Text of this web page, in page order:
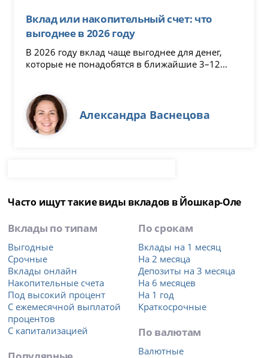
Вклад или накопительный счет: что
выгоднее в 2026 году
В 2026 году вклад чаще выгоднее для денег,
которые не понадобятся в ближайшие 3–12...
Александра Васнецова
Часто ищут такие виды вкладов в Йошкар-Оле
Вклады по типам
Выгодные
Срочные
Вклады онлайн
Накопительные счета
Под высокий процент
С ежемесячной выплатой
процентов
С капитализацией
По срокам
Вклады на 1 месяц
На 2 месяца
Депозиты на 3 месяца
На 6 месяцев
На 1 год
Краткосрочные
По валютам
Валютные